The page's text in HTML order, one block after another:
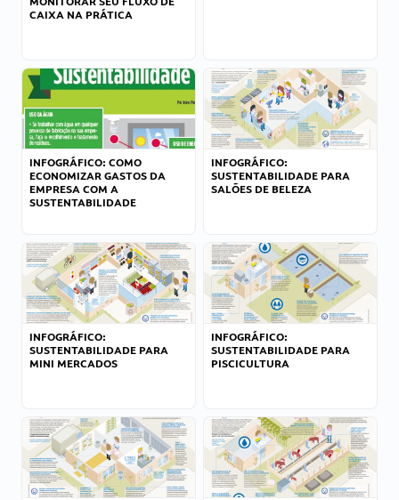
CAIXA NA PRÁTICA
INFOGRÁFICO: COMO
ECONOMIZAR GASTOS DA
EMPRESA COM A
SUSTENTABILIDADE
INFOGRÁFICO:
SUSTENTABILIDADE PARA
SALÕES DE BELEZA
INFOGRÁFICO:
SUSTENTABILIDADE PARA
MINI MERCADOS
INFOGRÁFICO:
SUSTENTABILIDADE PARA
PISCICULTURA